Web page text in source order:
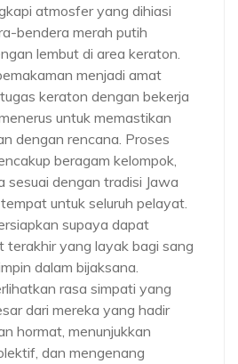
atmosfer yang dihiasi
bendera merah putih
lembut di area keraton.
menjadi amat
keraton dengan bekerja
untuk memastikan
dengan rencana. Proses
beragam kelompok,
sesuai dengan tradisi Jawa
untuk seluruh pelayat.
supaya dapat
terakhir yang layak bagi sang
dalam bijaksana.
rasa simpati yang
dari mereka yang hadir
hormat, menunjukkan
dan mengenang